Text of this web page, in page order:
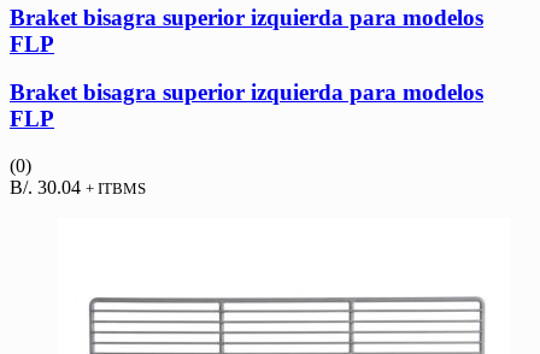
Braket bisagra superior izquierda para modelos
FLP
Braket bisagra superior izquierda para modelos
FLP
(0)
B/. 30.04 + ITBMS